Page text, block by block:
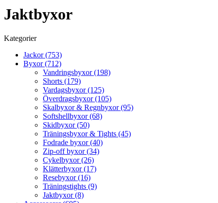
Jaktbyxor
Kategorier
Jackor (753)
Byxor (712)
Vandringsbyxor (198)
Shorts (179)
Vardagsbyxor (125)
Överdragsbyxor (105)
Skalbyxor & Regnbyxor (95)
Softshellbyxor (68)
Skidbyxor (50)
Träningsbyxor & Tights (45)
Fodrade byxor (40)
Zip-off byxor (34)
Cykelbyxor (26)
Klätterbyxor (17)
Resebyxor (16)
Träningstights (9)
Jaktbyxor (8)